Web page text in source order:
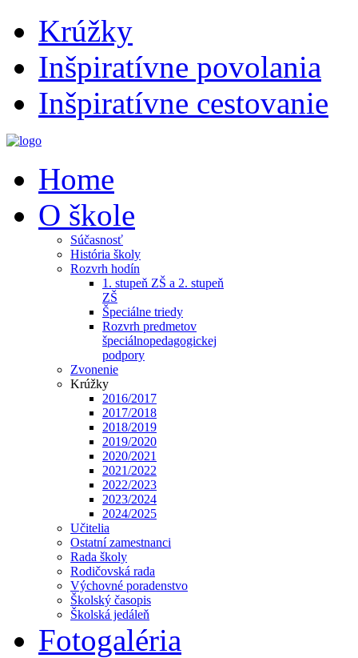
Krúžky
Inšpiratívne povolania
Inšpiratívne cestovanie
Home
O škole
Súčasnosť
História školy
Rozvrh hodín
1. stupeň ZŠ a 2. stupeň
ZŠ
Špeciálne triedy
Rozvrh predmetov
špeciálnopedagogickej
podpory
Zvonenie
Krúžky
2016/2017
2017/2018
2018/2019
2019/2020
2020/2021
2021/2022
2022/2023
2023/2024
2024/2025
Učitelia
Ostatní zamestnanci
Rada školy
Rodičovská rada
Výchovné poradenstvo
Školský časopis
Školská jedáleň
Fotogaléria